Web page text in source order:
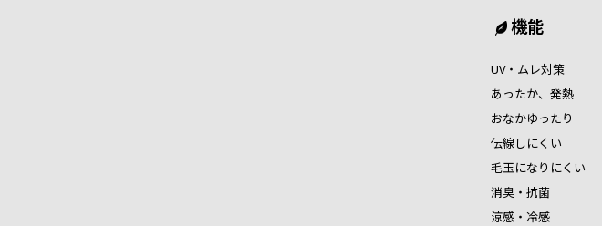
機能
UV・ムレ対策
あったか、発熱
おなかゆったり
伝線しにくい
毛玉になりにくい
消臭・抗菌
涼感・冷感